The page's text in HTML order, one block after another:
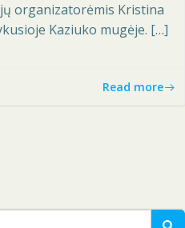
organizatorėmis Kristina
Kaziuko mugėje. […]
Read more